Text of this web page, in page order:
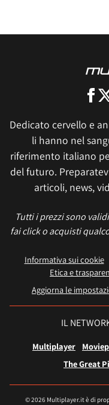
Dedicato cervello e
li hanno nel
riferimento italiano
del futuro.
articoli, news,
Tutti i prezzi sono
fai click o acquisti
Informativa sui cookie
Etica e
Aggiorna le
IL
Multiplayer
The Great
© 2026 Multiplayer.it è di